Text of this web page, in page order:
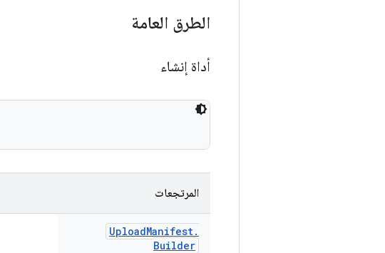
الطرق العامة
أداة إنشاء
المرتجعات
UploadManifest.
Builder